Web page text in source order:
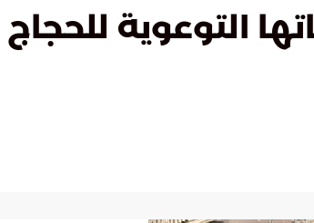
التوعوية